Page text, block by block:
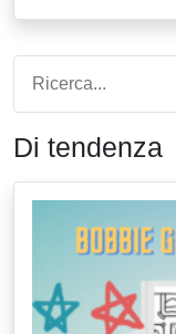
Di tendenza